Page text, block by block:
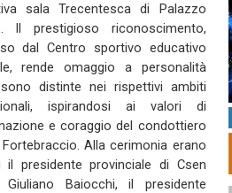
sala Trecentesca di Palazzo
Il prestigioso riconoscimento,
dal Centro sportivo educativo
rende omaggio a personalità
distinte nei rispettivi ambiti
ispirandosi ai valori di
e coraggio del condottiero
Alla cerimonia erano
il presidente provinciale di Csen
Giuliano Baiocchi, il presidente